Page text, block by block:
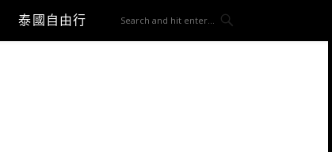
泰國自由行